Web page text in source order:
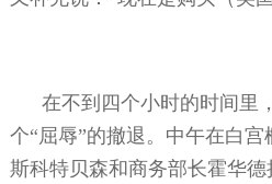
在不到四个小时的时间里
个“屈辱”的撤退。中午在白
斯科特贝森和商务部长霍华